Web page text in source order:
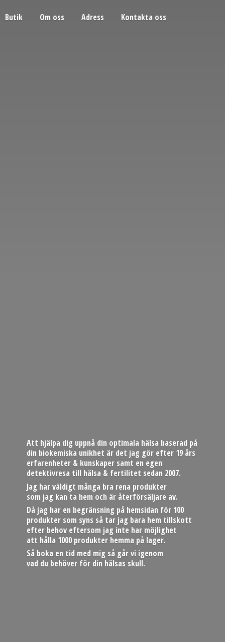
Butik Om oss Adress Kontakta oss
Att hjälpa dig uppnå din optimala hälsa baserad på
din biokemiska unikhet är det jag gör efter 19 års
erfarenheter & kunskaper samt en egen
detektivresa till hälsa & fertilitet sedan 2007.
Jag har väldigt många bra rena produkter
som jag kan ta hem och är återförsäljare av.
Då jag har en begränsning på hemsidan för 100
produkter som syns så tar jag bara hem tillskott
efter behov eftersom jag inte har möjlighet
att hålla 1000 produkter hemma på lager.
Så boka en tid med mig så går vi igenom
vad du behöver för din hälsas skull.